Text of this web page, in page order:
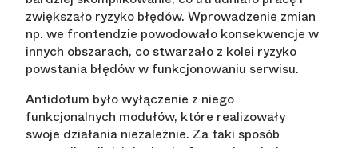
zwiększało ryzyko błędów. Wprowadzenie zmian
np. we frontendzie powodowało konsekwencje w
innych obszarach, co stwarzało z kolei ryzyko
powstania błędów w funkcjonowaniu serwisu.
Antidotum było wyłączenie z niego
funkcjonalnych modułów, które realizowały
swoje działania niezależnie. Za taki sposób